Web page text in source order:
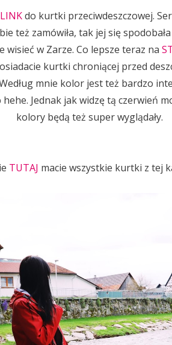
LINKdo kurtki przeciwdeszczowej.
też zamówiła, tak jej się
wisieć w Zarze. Co lepsze teraz na
kurtki chroniącej przed
mnie kolor jest też bardzo
Jednak jak widzę tą czerwień
kolory będą też super wyglądały.
TUTAJ macie wszystkie kurtki z tej